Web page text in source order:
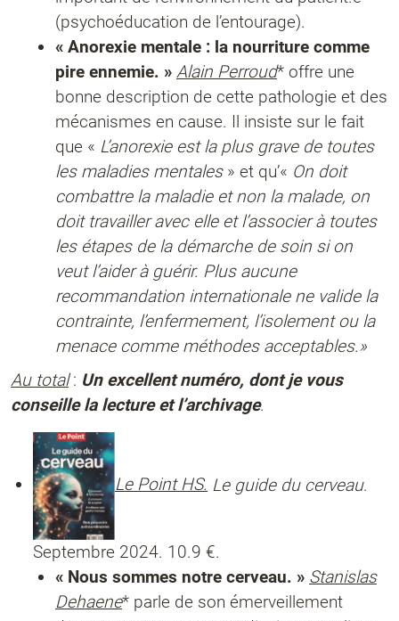
(psychoéducation de l’entourage).
« Anorexie mentale : la nourriture comme
pire ennemie. » Alain Perroud* offre une
bonne description de cette pathologie et des
mécanismes en cause. Il insiste sur le fait
que « L’anorexie est la plus grave de toutes
les maladies mentales» et qu’« On doit
combattre la maladie et non la malade, on
doit travailler avec elle et l’associer à toutes
les étapes de la démarche de soin si on
veut l’aider à guérir. Plus aucune
recommandation internationale ne valide la
contrainte, l’enfermement, l’isolement ou la
menace comme méthodes acceptables.»
Au total: Un excellent numéro, dont je vous
conseille la lecture et l’archivage.
Le Point HS. Le guide du cerveau.
Septembre 2024. 10.9 €.
« Nous sommes notre cerveau. » Stanislas
Dehaene* parle de son émerveillement